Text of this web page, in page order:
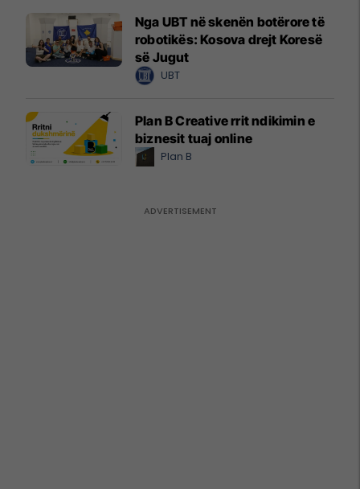
Nga UBT në skenën botërore të
robotikës: Kosova drejt Koresë
së Jugut
UBT
Plan B Creative rrit ndikimin e
biznesit tuaj online
Plan B